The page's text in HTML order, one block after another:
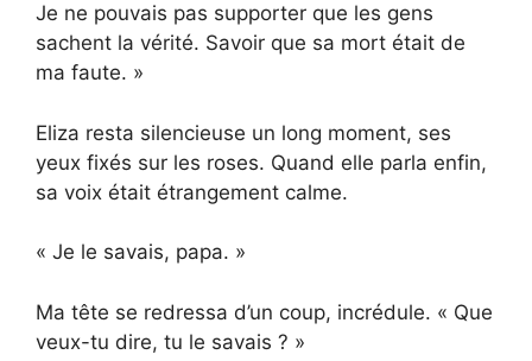
Je ne pouvais pas supporter que les gens
sachent la vérité. Savoir que sa mort était de
ma faute. »
Eliza resta silencieuse un long moment, ses
yeux fixés sur les roses. Quand elle parla enfin,
sa voix était étrangement calme.
« Je le savais, papa. »
Ma tête se redressa d’un coup, incrédule. « Que
veux-tu dire, tu le savais ? »